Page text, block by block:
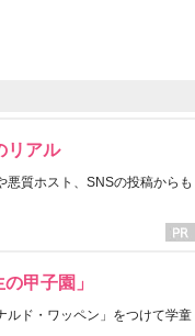
リアル
悪質ホスト、SNSの投稿からも
甲子園」
ルド・ワッペン」をつけて学童